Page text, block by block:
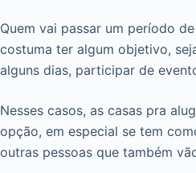
Quem vai passar um período
costuma ter algum objetivo,
alguns dias, participar de
Nesses casos, as casas pra
opção, em especial se tem
outras pessoas que também